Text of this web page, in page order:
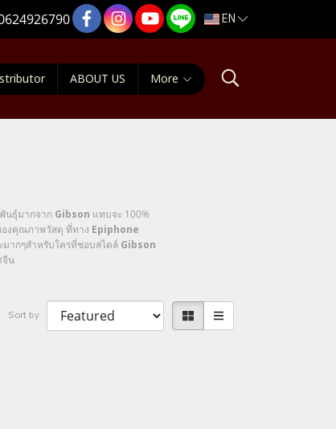
EN
ABOUT US More
นธุ์มากจาก Gibson แทบจะ 100%
งคุณภาพวัสดุ ที่ทาง Epiphone
มากๆสำหรับใครที่ชอบสไตล์ Gibson
จีน
Sort by